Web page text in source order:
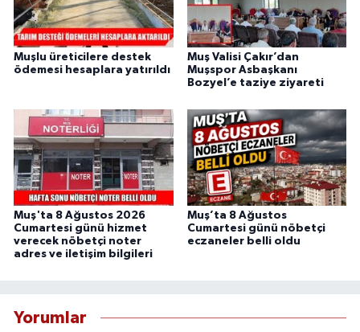
Muşlu üreticilere destek
ödemesi hesaplara yatırıldı
Muş Valisi Çakır’dan
Muşspor Asbaşkanı
Bozyel’e taziye ziyareti
Muş'ta 8 Ağustos 2026
Cumartesi günü hizmet
verecek nöbetçi noter
adres ve iletişim bilgileri
Muş’ta 8 Ağustos
Cumartesi günü nöbetçi
eczaneler belli oldu
Yorumlar